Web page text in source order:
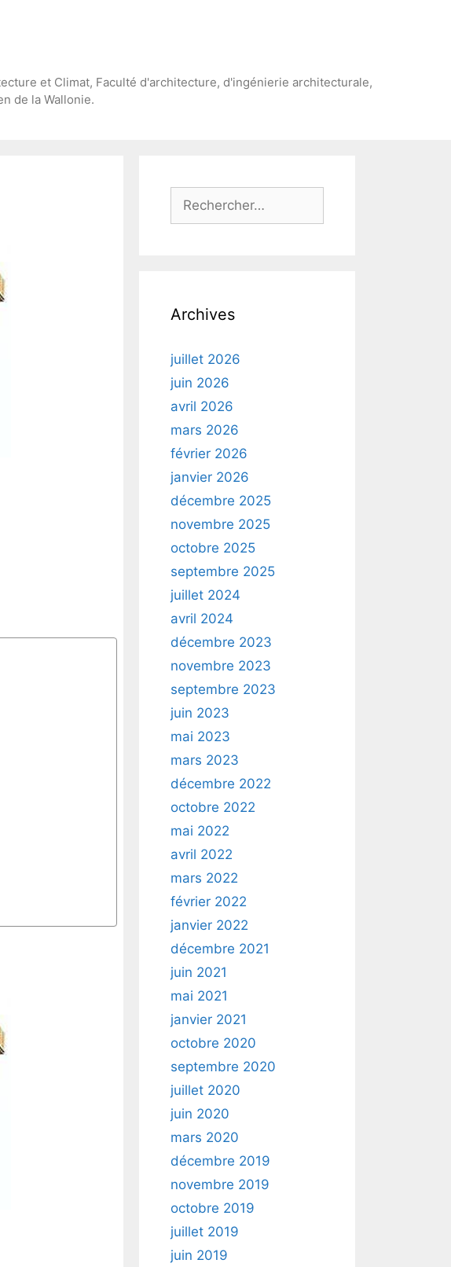
et Climat, Faculté d'architecture, d'ingénierie architecturale,
de la Wallonie.
Rechercher :
Archives
juillet 2026
juin 2026
avril 2026
mars 2026
février 2026
janvier 2026
décembre 2025
novembre 2025
octobre 2025
septembre 2025
juillet 2024
avril 2024
décembre 2023
novembre 2023
septembre 2023
juin 2023
mai 2023
mars 2023
décembre 2022
octobre 2022
mai 2022
avril 2022
mars 2022
février 2022
janvier 2022
décembre 2021
juin 2021
mai 2021
janvier 2021
octobre 2020
septembre 2020
juillet 2020
juin 2020
mars 2020
décembre 2019
novembre 2019
octobre 2019
juillet 2019
juin 2019